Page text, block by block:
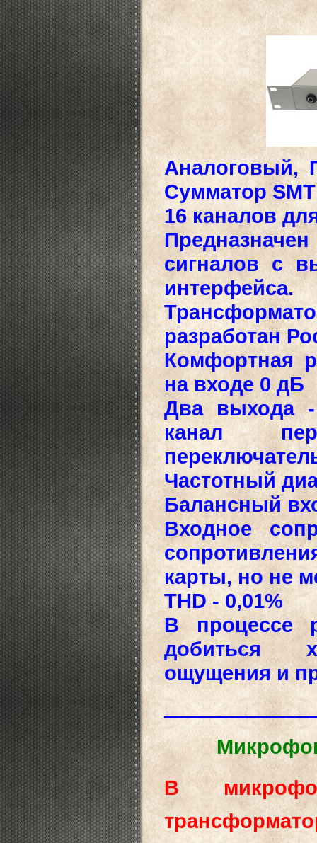
Аналоговый,
Сумматор
16 каналов
сигналов с
интерфейса.
разработан
Комфортная
на входе 0 дБ
Два выхода
канал
Частотный
Балансный
Входное
карты, но не
THD - 0,01%
В процессе
добиться
ощущения и
В